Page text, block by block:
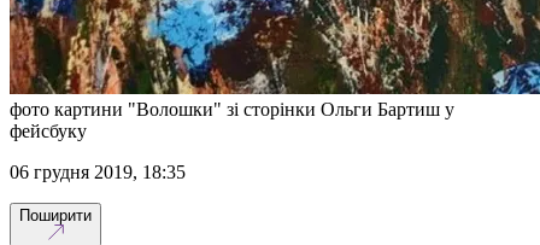
фото картини "Волошки" зі сторінки Ольги Бартиш у
фейсбуку
06 грудня 2019, 18:35
Поширити